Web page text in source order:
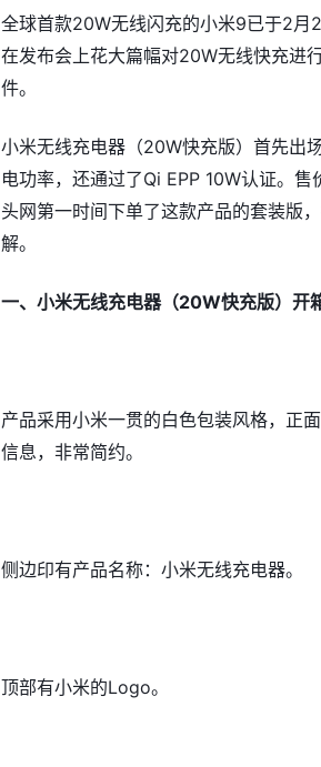
全球首款20W无线闪充的小米9已于2月
在发布会上花大篇幅对20W无线快充进
件。
小米无线充电器（20W快充版）首先出
电功率，还通过了Qi EPP 10W认证。
头网第一时间下单了这款产品的套装版
解。
一、小米无线充电器（20W快充版）开
产品采用小米一贯的白色包装风格，正
信息，非常简约。
侧边印有产品名称：小米无线充电器。
顶部有小米的Logo。